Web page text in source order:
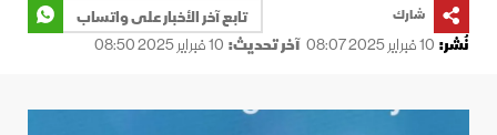
شارك
تابع آخر الأخبار على واتساب
نُشر: 10 فبراير 2025 08:07 آخر تحديث: 10 فبراير 2025 08:50